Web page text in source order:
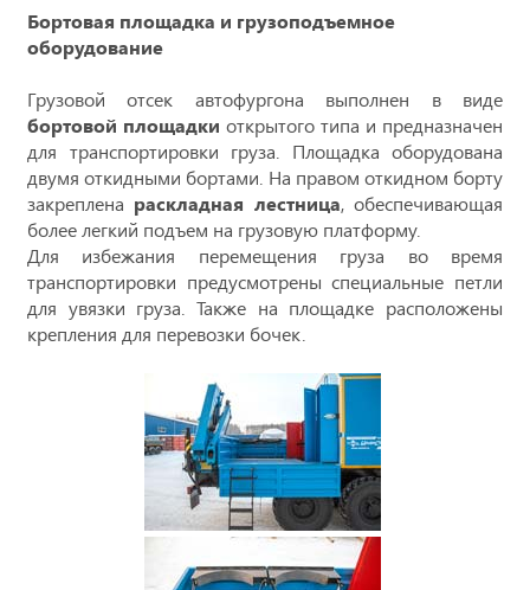
Бортовая площадка и грузоподъемное
оборудование
Грузовой отсек автофургона выполнен в виде
бортовой площадки открытого типа и предназначен
для транспортировки груза. Площадка оборудована
двумя откидными бортами. На правом откидном борту
закреплена раскладная лестница, обеспечивающая
более легкий подъем на грузовую платформу.
Для избежания перемещения груза во время
транспортировки предусмотрены специальные петли
для увязки груза. Также на площадке расположены
крепления для перевозки бочек.